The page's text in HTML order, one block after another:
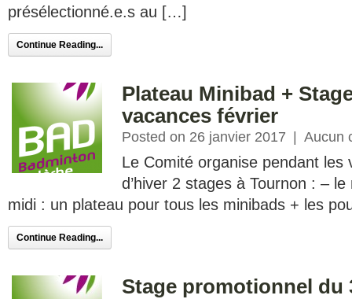
présélectionné.e.s au […]
Continue Reading...
Plateau Minibad +
vacances février
Posted on 26 janvier 2017 Aucun
Le Comité organise pendant les
d’hiver 2 stages à Tournon : –
midi : un plateau pour tous les minibads + les
Continue Reading...
Stage promotionnel du